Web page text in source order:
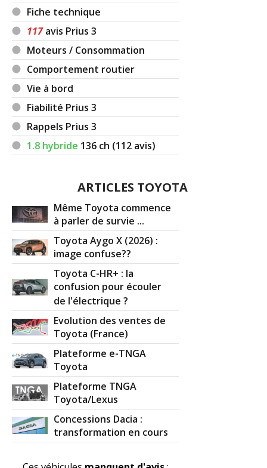
Fiche technique
117avis Prius 3
Moteurs / Consommation
Comportement routier
Vie à bord
Fiabilité Prius 3
Rappels Prius 3
1.8 hybride 136 ch (112 avis)
ARTICLES TOYOTA
Même Toyota commence
à parler de survie ...
Toyota Aygo X (2026) :
image confuse??
Toyota C-HR+ : la
confusion pour écouler
de l'électrique ?
Evolution des ventes de
Toyota (France)
Plateforme e-TNGA
Toyota
Plateforme TNGA
Toyota/Lexus
Concessions Dacia :
transformation en cours